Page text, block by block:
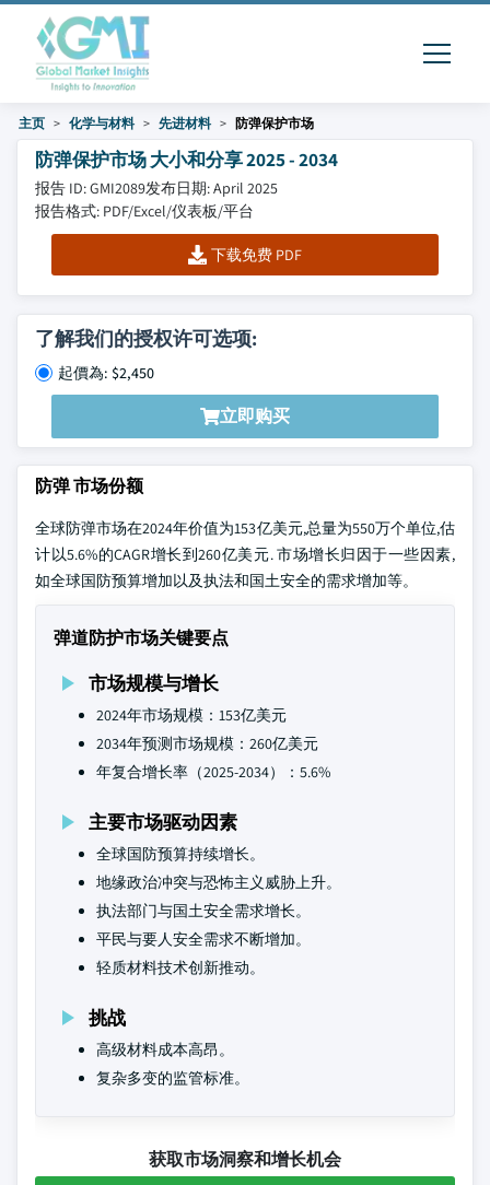
主页 化学与材料 先进材料 防弹保护市场
防弹保护市场 大小和分享 2025 - 2034
报告 ID: GMI2089发布日期: April 2025
报告格式: PDF/Excel/仪表板/平台
下载免费 PDF
了解我们的授权许可选项:
起價為: $2,450
立即购买
防弹 市场份额
全球防弹市场在2024年价值为153亿美元,总量为550万个单位,估
计以5.6%的CAGR增长到260亿美元. 市场增长归因于一些因素,
如全球国防预算增加以及执法和国土安全的需求增加等。
弹道防护市场关键要点
市场规模与增长
2024年市场规模：153亿美元
2034年预测市场规模：260亿美元
年复合增长率（2025-2034）：5.6%
主要市场驱动因素
全球国防预算持续增长。
地缘政治冲突与恐怖主义威胁上升。
执法部门与国土安全需求增长。
平民与要人安全需求不断增加。
轻质材料技术创新推动。
挑战
高级材料成本高昂。
复杂多变的监管标准。
获取市场洞察和增长机会